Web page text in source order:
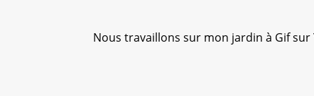
Nous travaillons sur mon jardin à Gif